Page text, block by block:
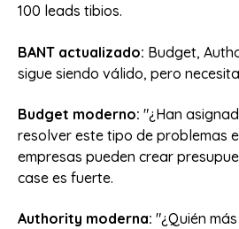
100 leads tibios.
BANT actualizado: Budget,
sigue siendo válido, pero
Budget moderno: "¿Han
resolver este tipo de problemas
empresas pueden crear
case es fuerte.
Authority moderna: "¿Quién